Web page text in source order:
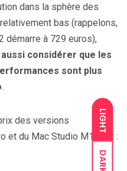
LIGHT
DARK
dans la sphère des
bas (rappelons,
démarre à 729 euros),
considérer que les
sont plus
.
des versions
et du Mac Studio M1 Max :